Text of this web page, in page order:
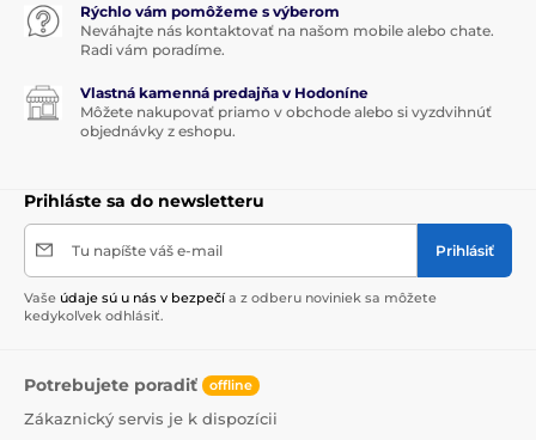
Rýchlo vám pomôžeme s výberom
Neváhajte nás kontaktovať na našom mobile alebo chate.
Radi vám poradíme.
Vlastná kamenná predajňa v Hodoníne
Môžete nakupovať priamo v obchode alebo si vyzdvihnúť
objednávky z eshopu.
Prihláste sa do newsletteru
Tu napíšte váš e-mail Prihlásiť
Vaše údaje sú u nás v bezpečí a z odberu noviniek sa môžete
kedykoľvek odhlásiť.
Potrebujete poradiť offline
Zákaznický servis je k dispozícii